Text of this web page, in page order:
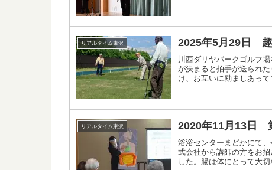
リアルタイム東沢 2025年5月29日 趣
川西ダリヤパークゴルフ
が決まると拍手が送られ
け、お互いに励ましあっ
リアルタイム東沢 2020年11月13日
浴浴センターまどかにて
式会社から講師の方をお
した。腸は体にとって大